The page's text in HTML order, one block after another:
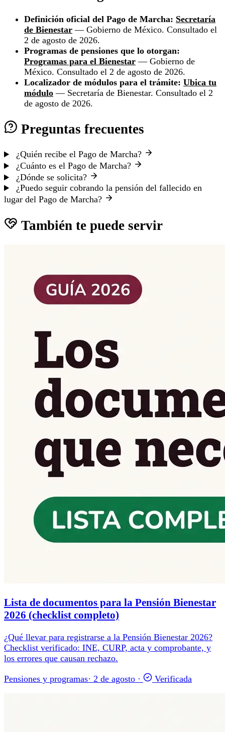
Definición oficial del Pago de Marcha: Secretaría
de Bienestar — Gobierno de México. Consultado el
2 de agosto de 2026.
Programas de pensiones que lo otorgan:
Programas para el Bienestar — Gobierno de
México. Consultado el 2 de agosto de 2026.
Localizador de módulos para el trámite: Ubica tu
módulo — Secretaría de Bienestar. Consultado el 2
de agosto de 2026.
Preguntas frecuentes
¿Quién recibe el Pago de Marcha?
¿Cuánto es el Pago de Marcha?
¿Dónde se solicita?
¿Puedo seguir cobrando la pensión del fallecido en
lugar del Pago de Marcha?
También te puede servir
Lista de documentos para la Pensión Bienestar
2026 (checklist completo)
¿Qué llevar para registrarse a la Pensión Bienestar 2026?
Checklist verificado: INE, CURP, acta y comprobante, y
los errores que causan rechazo.
Pensiones y programas· 2 de agosto · Verificada